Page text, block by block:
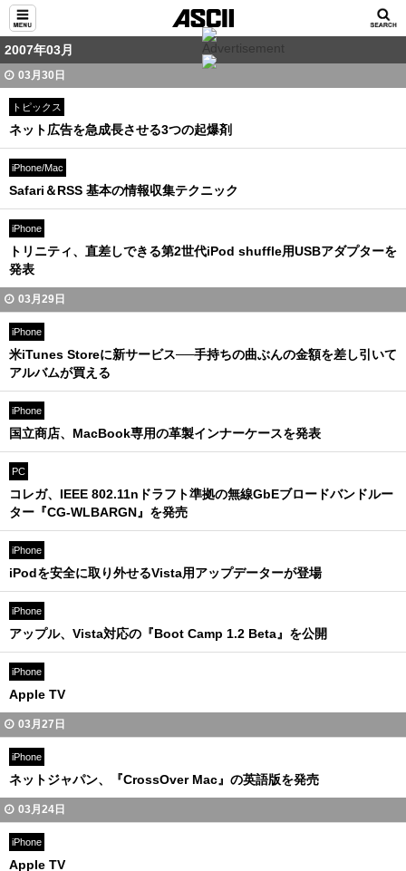
2007年03月
03月30日
トピックス
ネット広告を急成長させる3つの起爆剤
iPhone/Mac
Safari＆RSS 基本の情報収集テクニック
iPhone
トリニティ、直差しできる第2世代iPod shuffle用USBアダプターを
発表
03月29日
iPhone
米iTunes Storeに新サービス──手持ちの曲ぶんの金額を差し引いて
アルバムが買える
iPhone
国立商店、MacBook専用の革製インナーケースを発表
PC
コレガ、IEEE 802.11nドラフト準拠の無線GbEブロードバンドルー
ター『CG-WLBARGN』を発売
iPhone
iPodを安全に取り外せるVista用アップデーターが登場
iPhone
アップル、Vista対応の『Boot Camp 1.2 Beta』を公開
iPhone
Apple TV
03月27日
iPhone
ネットジャパン、『CrossOver Mac』の英語版を発売
03月24日
iPhone
Apple TV